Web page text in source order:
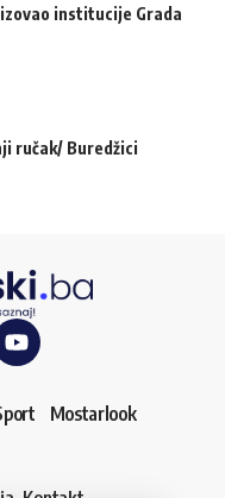
institucije Grada
ručak/ Buredžici
Mostarlook